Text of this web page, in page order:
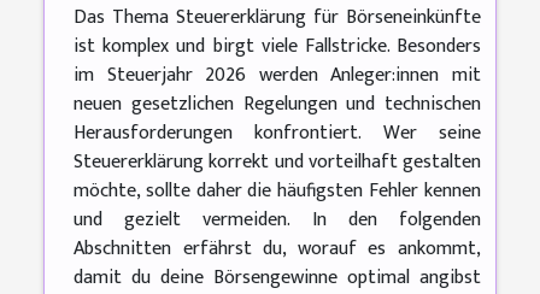
Das Thema Steuererklärung für Börseneinkünfte
ist komplex und birgt viele Fallstricke. Besonders
im Steuerjahr 2026 werden Anleger:innen mit
neuen gesetzlichen Regelungen und technischen
Herausforderungen konfrontiert. Wer seine
Steuererklärung korrekt und vorteilhaft gestalten
möchte, sollte daher die häufigsten Fehler kennen
und gezielt vermeiden. In den folgenden
Abschnitten erfährst du, worauf es ankommt,
damit du deine Börsengewinne optimal angibst